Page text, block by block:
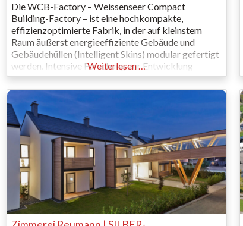
Die WCB-Factory – Weissenseer Compact
Building-Factory – ist eine hochkompakte,
effizienzoptimierte Fabrik, in der auf kleinstem
Raum äußerst energieeffiziente Gebäude und
Gebäudehüllen (Intelligent Skins) modular gefertigt
werden. Intensive Forschung zur Entwicklung
innovativer Fertigungslösungen in Verbindung mit
dem Baustoff Holz war der Schlüssel zu dieser
Neuheit. Ein durchgängig nachhaltiges Konzept, das
weltweit Beachtung findet. Nachfrage stark
steigend, da die WCB-Factory überall
Weiterlesen …